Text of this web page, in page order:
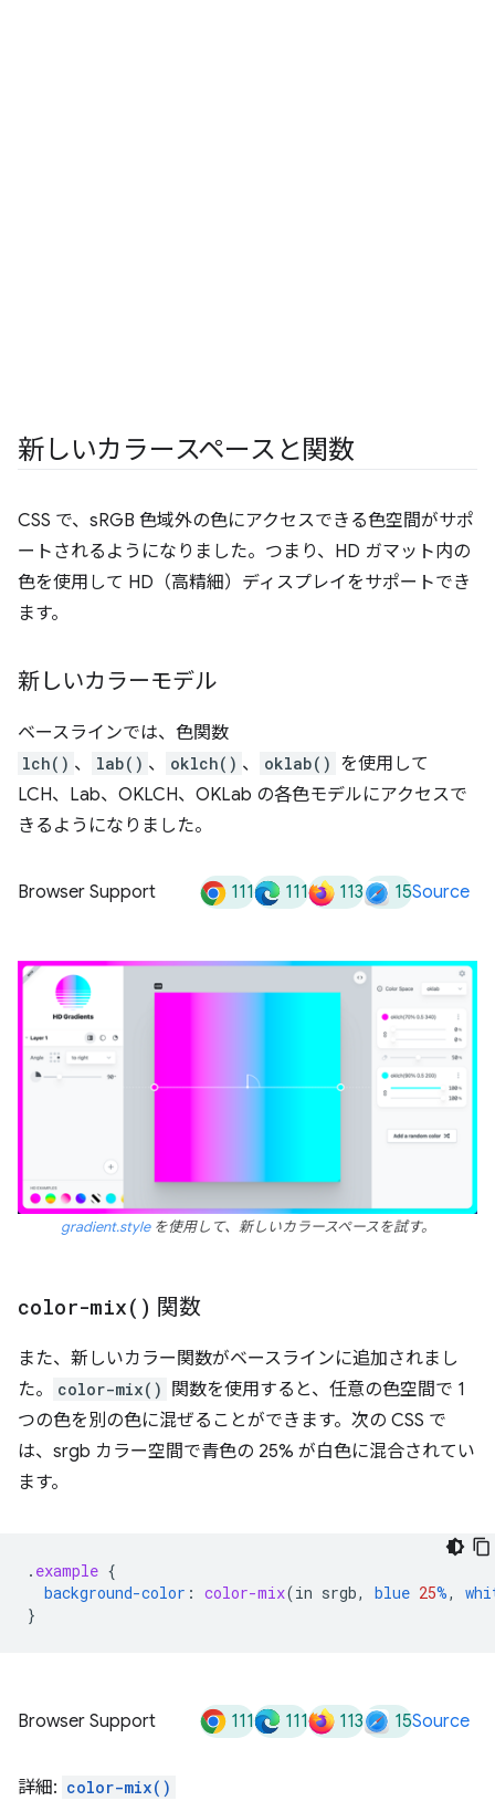
新しいカラースペースと関数
CSS で、sRGB 色域外の色にアクセスできる色空間がサポ
ートされるようになりました。つまり、HD ガマット内の
色を使用して HD（高精細）ディスプレイをサポートでき
ます。
新しいカラーモデル
ベースラインでは、色関数
lch() 、 lab() 、 oklch() 、 oklab() を使用して
LCH、Lab、OKLCH、OKLab の各色モデルにアクセスで
きるようになりました。
Browser Support 111 111 113 15Source
gradient.styleを使用して、新しいカラースペースを試す。
color-mix( ) 関数
また、新しいカラー関数がベースラインに追加されまし
た。
color-mix() 関数を使用すると、任意の色空間で 1
つの色を別の色に混ぜることができます。次の CSS で
は、srgb カラー空間で青色の 25% が白色に混合されてい
ます。
. example {
background-color : color-mix(in srgb, blue 25%,
}
Browser Support 111 111 113 15Source
詳細: color-mix()